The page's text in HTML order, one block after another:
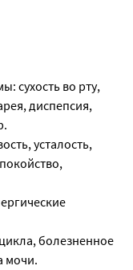
сухость во рту,
диспепсия,
усталость,
болезненное
мочи.